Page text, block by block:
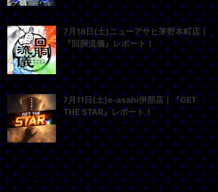
7月18日(土)ニューアサヒ茅野本町店｜
『回胴流儀』レポート！
7月11日(土)e-asahi伊那店｜『GET
THE STAR』レポート！